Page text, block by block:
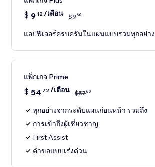
$ 9 12/เดือน $960
แอปฟีเจอร์ครบครันในแผนแบบรวมทุกอย่าง
แพ็กเกจ Prime
$ 54 72/เดือน $5760
ทุกอย่างจากระดับแผนก่อนหน้า รวมถึง:
การเข้าถึงผู้เชี่ยวชาญ
First Assist
คำขอแบบเร่งด่วน